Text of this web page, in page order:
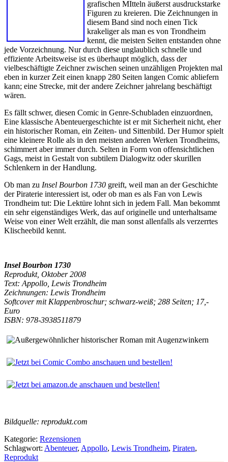
grafischen MItteln äußerst ausdruckstarke
Figuren zu kreieren. Die Zeichnungen in
diesem Band sind noch einen Tick
krakeliger als man es von Trondheim
kennt, die meisten Seiten entstanden ohne
jede Vorzeichnung. Nur durch diese unglaublich schnelle und
effiziente Arbeitsweise ist es überhaupt möglich, dass der
vielbeschäftigte Zeichner zwischen seinen unzähligen Projekten mal
eben in kurzer Zeit einen knapp 280 Seiten langen Comic abliefern
kann; eine Strecke, mit der andere Zeichner jahrelang beschäftigt
wären.
Es fällt schwer, diesen Comic in Genre-Schubladen einzuordnen,
Eine klassische Abenteuergeschichte ist er mit Sicherheit nicht, eher
ein historischer Roman, ein Zeiten- und Sittenbild. Der Humor spielt
eine kleinere Rolle als in den meisten anderen Werken Trondheims,
schimmert aber immer durch. Selten in Form von offensichtlichen
Gags, meist in Gestalt von subtilem Dialogwitz oder skurillen
Schlenkern in der Handlung.
Ob man zu Insel Bourbon 1730 greift, weil man an der Geschichte
der Piraterie interessiert ist, oder ob man es als Fan von Lewis
Trondheim tut: Die Lektüre lohnt sich in jedem Fall. Man bekommt
ein sehr eigenständiges Werk, das auf originelle und unterhaltsame
Weise von einer Welt erzählt, die man sonst allenfalls als verzerrtes
Klischeebild kennt.
Insel Bourbon 1730
Reprodukt, Oktober 2008
Text: Appollo, Lewis Trondheim
Zeichnungen: Lewis Trondheim
Softcover mit Klappenbroschur; schwarz-weiß; 288 Seiten; 17,-
Euro
ISBN: 978-3938511879
Bildquelle: reprodukt.com
Kategorie: Rezensionen
Schlagwort: Abenteuer, Appollo, Lewis Trondheim, Piraten,
Reprodukt